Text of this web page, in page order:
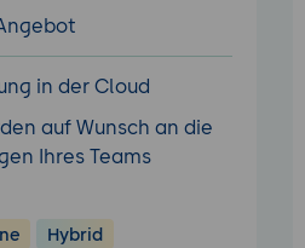
in der Cloud
auf Wunsch an die
Ihres Teams
Hybrid